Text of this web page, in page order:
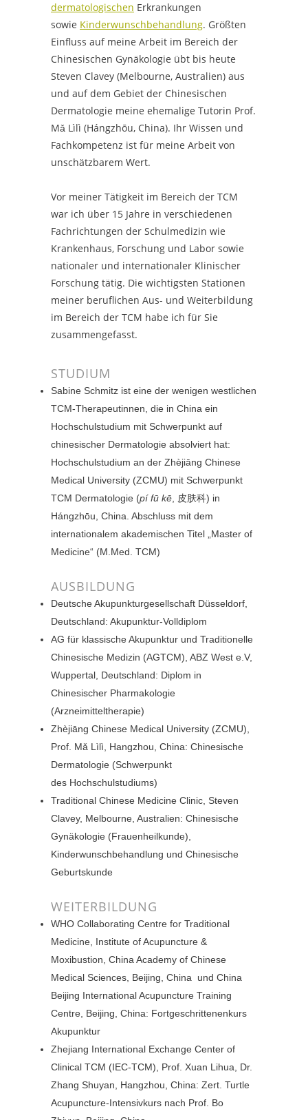
dermatologischen Erkrankungen
sowie Kinderwunschbehandlung. Größten
Einfluss auf meine Arbeit im Bereich der
Chinesischen Gynäkologie übt bis heute
Steven Clavey (Melbourne, Australien) aus
und auf dem Gebiet der Chinesischen
Dermatologie meine ehemalige Tutorin Prof.
Mǎ Lìlì (Hángzhōu, China). Ihr Wissen und
Fachkompetenz ist für meine Arbeit von
unschätzbarem Wert.
Vor meiner Tätigkeit im Bereich der TCM
war ich über 15 Jahre in verschiedenen
Fachrichtungen der Schulmedizin wie
Krankenhaus, Forschung und Labor sowie
nationaler und internationaler Klinischer
Forschung tätig. Die wichtigsten Stationen
meiner beruflichen Aus- und Weiterbildung
im Bereich der TCM habe ich für Sie
zusammengefasst.
STUDIUM
Sabine Schmitz ist eine der wenigen westlichen
TCM-Therapeutinnen, die in China ein
Hochschulstudium mit Schwerpunkt auf
chinesischer Dermatologie absolviert hat:
Hochschulstudium an der Zhèjiāng Chinese
Medical University (ZCMU) mit Schwerpunkt
TCM Dermatologie (pí fū kē , 皮肤科) in
Hángzhōu, China. Abschluss mit dem
internationalem akademischen Titel „Master of
Medicine“ (M.Med. TCM)
AUSBILDUNG
Deutsche Akupunkturgesellschaft Düsseldorf,
Deutschland: Akupunktur-Volldiplom
AG für klassische Akupunktur und Traditionelle
Chinesische Medizin (AGTCM), ABZ West e.V,
Wuppertal, Deutschland: Diplom in
Chinesischer Pharmakologie
(Arzneimitteltherapie)
Zhèjiāng Chinese Medical University (ZCMU),
Prof. Mǎ Lìlì, Hangzhou, China: Chinesische
Dermatologie (Schwerpunkt
des Hochschulstudiums)
Traditional Chinese Medicine Clinic, Steven
Clavey, Melbourne, Australien: Chinesische
Gynäkologie (Frauenheilkunde),
Kinderwunschbehandlung und Chinesische
Geburtskunde
WEITERBILDUNG
WHO Collaborating Centre for Traditional
Medicine, Institute of Acupuncture &
Moxibustion, China Academy of Chinese
Medical Sciences, Beijing, China und China
Beijing International Acupuncture Training
Centre, Beijing, China: Fortgeschrittenenkurs
Akupunktur
Zhejiang International Exchange Center of
Clinical TCM (IEC-TCM), Prof. Xuan Lihua, Dr.
Zhang Shuyan, Hangzhou, China: Zert. Turtle
Acupuncture-Intensivkurs nach Prof. Bo